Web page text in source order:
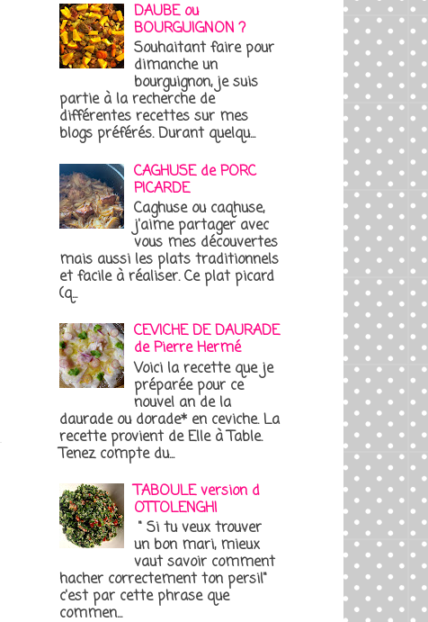
DAUBE ou
BOURGUIGNON ?
Souhaitant faire pour
dimanche un
bourguignon, je suis
partie à la recherche de
différentes recettes sur mes
blogs préférés. Durant quelqu...
CAGHUSE de PORC
PICARDE
Caghuse ou caqhuse,
j'aime partager avec
vous mes découvertes
mais aussi les plats traditionnels
et facile à réaliser. Ce plat picard
(q...
CEVICHE DE DAURADE
de Pierre Hermé
Voici la recette que je
préparée pour ce
nouvel an de la
daurade ou dorade* en ceviche. La
recette provient de Elle à Table.
Tenez compte du...
TABOULE version d
OTTOLENGHI
" Si tu veux trouver
un bon mari, mieux
vaut savoir comment
hacher correctement ton persil"
c'est par cette phrase que
commen...